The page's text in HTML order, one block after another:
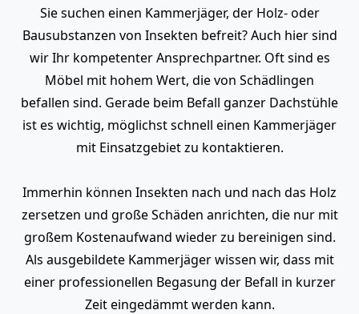
Sie suchen einen Kammerjäger, der Holz- oder
Bausubstanzen von Insekten befreit? Auch hier sind
wir Ihr kompetenter Ansprechpartner. Oft sind es
Möbel mit hohem Wert, die von Schädlingen
befallen sind. Gerade beim Befall ganzer Dachstühle
ist es wichtig, möglichst schnell einen Kammerjäger
mit Einsatzgebiet zu kontaktieren.
Immerhin können Insekten nach und nach das Holz
zersetzen und große Schäden anrichten, die nur mit
großem Kostenaufwand wieder zu bereinigen sind.
Als ausgebildete Kammerjäger wissen wir, dass mit
einer professionellen Begasung der Befall in kurzer
Zeit eingedämmt werden kann.